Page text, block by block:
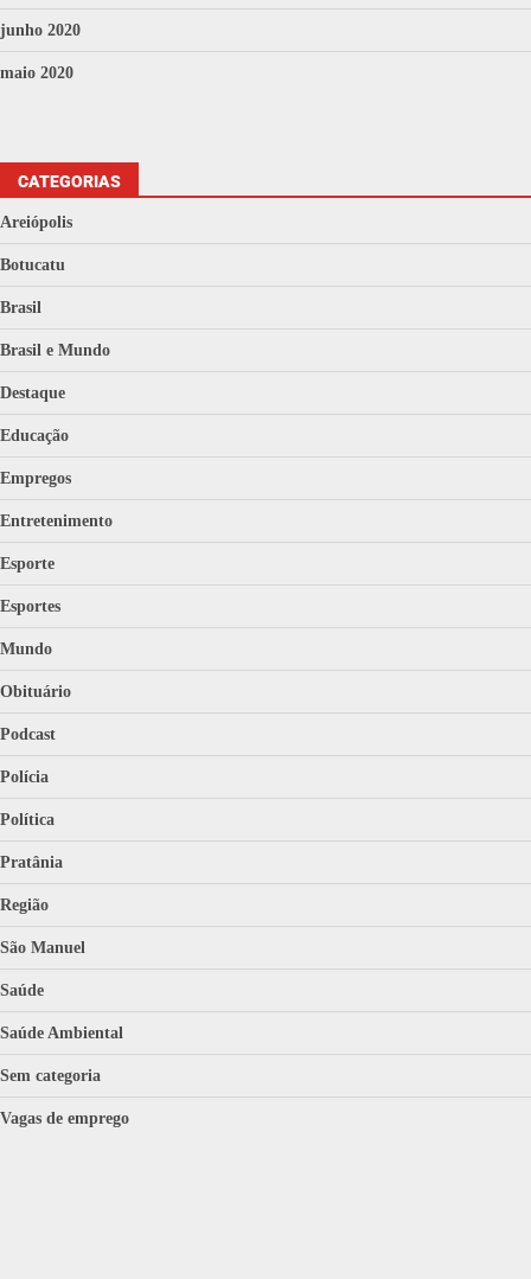
junho 2020
maio 2020
CATEGORIAS
Areiópolis
Botucatu
Brasil
Brasil e Mundo
Destaque
Educação
Empregos
Entretenimento
Esporte
Esportes
Mundo
Obituário
Podcast
Polícia
Política
Pratânia
Região
São Manuel
Saúde
Saúde Ambiental
Sem categoria
Vagas de emprego